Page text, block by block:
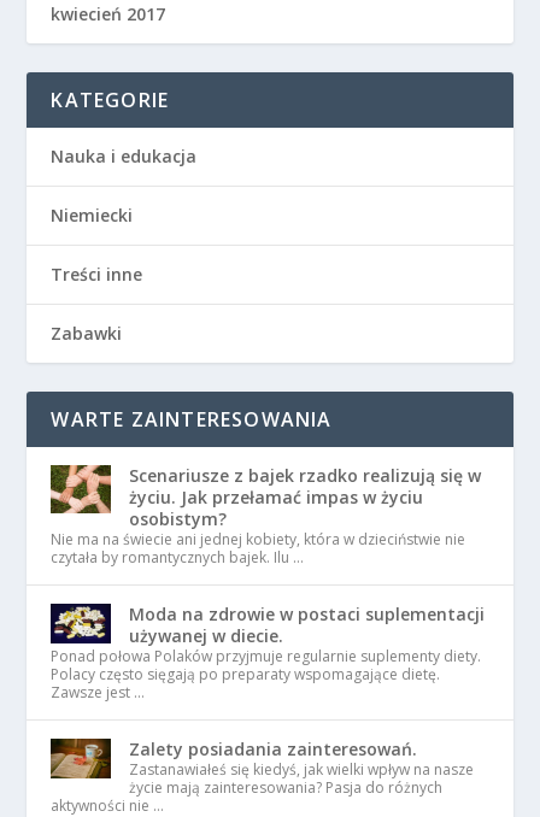
kwiecień 2017
KATEGORIE
Nauka i edukacja
Niemiecki
Treści inne
Zabawki
WARTE ZAINTERESOWANIA
Scenariusze z bajek rzadko realizują się w
życiu. Jak przełamać impas w życiu
osobistym?
Nie ma na świecie ani jednej kobiety, która w dzieciństwie nie
czytała by romantycznych bajek. Ilu …
Moda na zdrowie w postaci suplementacji
używanej w diecie.
Ponad połowa Polaków przyjmuje regularnie suplementy diety.
Polacy często sięgają po preparaty wspomagające dietę.
Zawsze jest …
Zalety posiadania zainteresowań.
Zastanawiałeś się kiedyś, jak wielki wpływ na nasze
życie mają zainteresowania? Pasja do różnych
aktywności nie …